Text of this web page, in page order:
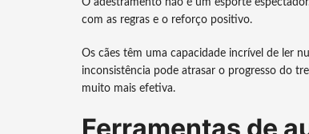
O adestramento não é um esporte
com as regras e o reforço positivo.
Os cães têm uma capacidade incrível de ler
inconsistência pode atrasar o progresso do
muito mais efetiva.